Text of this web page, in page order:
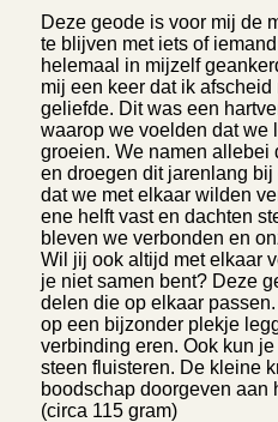
Deze geode is voor mij de
te blijven met iets of
helemaal in mijzelf
mij een keer dat ik
geliefde. Dit was een
waarop we voelden dat we
groeien. We namen allebei
en droegen dit jarenlang bij
dat we met elkaar wilden
ene helft vast en dachten
bleven we verbonden en
Wil jij ook altijd met elkaar
je niet samen bent? Deze
delen die op elkaar
op een bijzonder plekje
verbinding eren. Ook kun
steen fluisteren. De kleine
boodschap doorgeven aan
(circa 115 gram)